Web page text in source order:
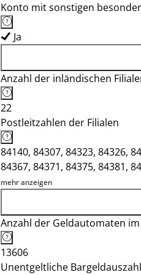
Konto mit sonstigen
Ja
Anzahl der inländischen
22
Postleitzahlen der Filialen
84140, 84307, 84323, 84326,
84367, 84371, 84375, 84381,
mehr anzeigen
Anzahl der Geldautomaten
13606
Unentgeltliche